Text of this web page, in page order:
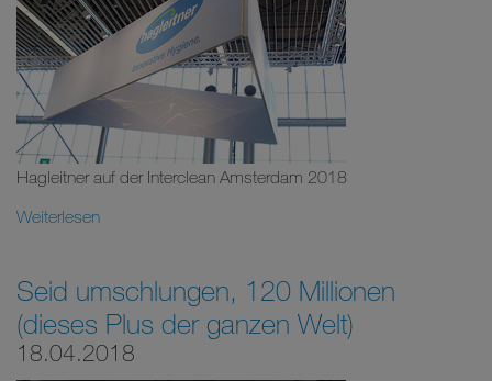
Hagleitner auf der Interclean Amsterdam 2018
Weiterlesen
Seid umschlungen, 120 Millionen
(dieses Plus der ganzen Welt)
18.04.2018